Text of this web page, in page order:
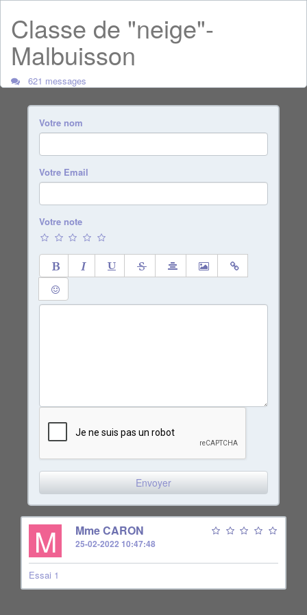
Classe de "neige"-
Malbuisson
621 messages
Votre nom
Votre Email
Votre note
M Mme CARON
25-02-2022 10:47:48
Essai 1